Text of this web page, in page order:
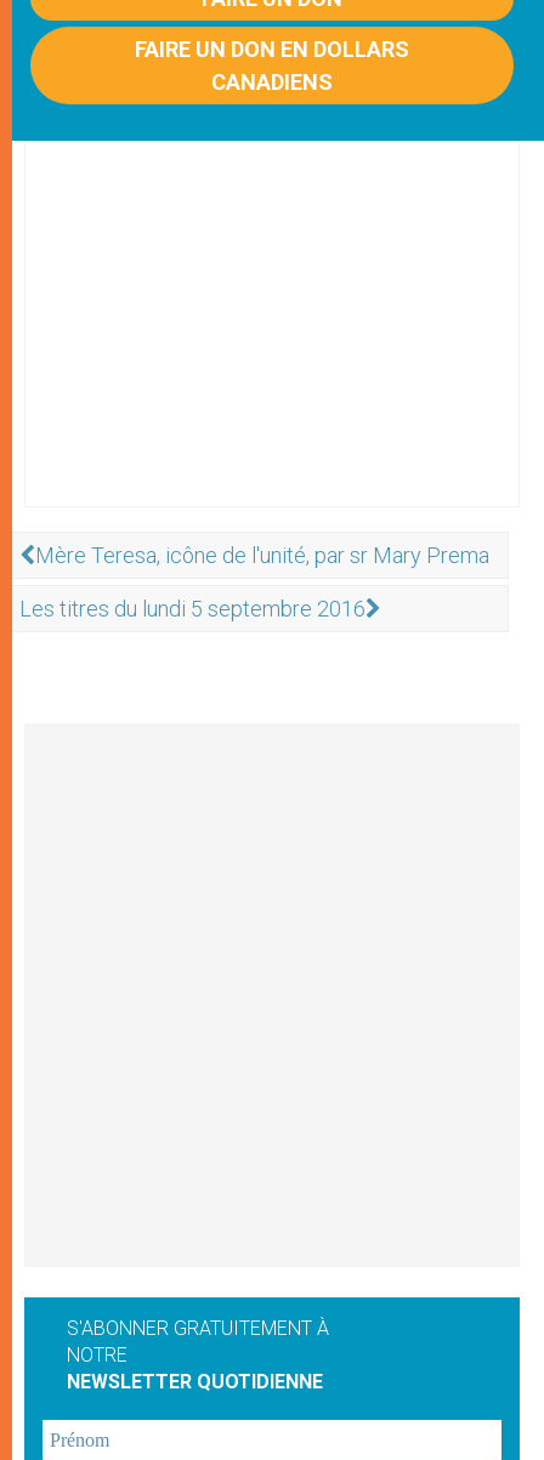
FAIRE UN DON EN DOLLARS
CANADIENS
Mère Teresa, icône de l'unité, par sr Mary Prema
Les titres du lundi 5 septembre 2016
S'ABONNER GRATUITEMENT À
NOTRE
NEWSLETTER QUOTIDIENNE